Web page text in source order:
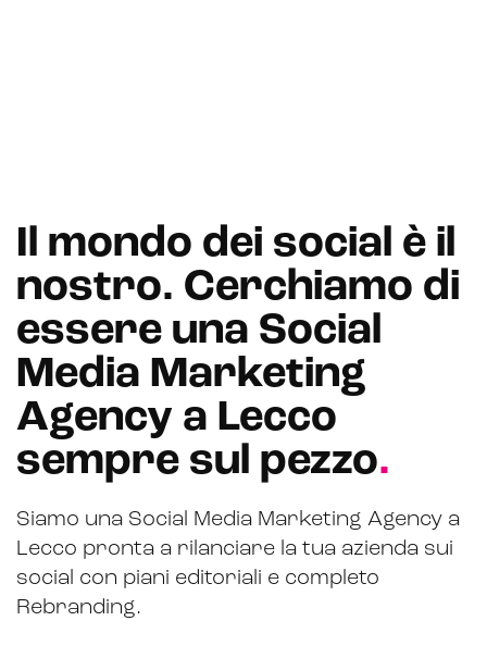
Il mondo dei social è il
nostro. Cerchiamo di
essere una Social
Media Marketing
Agency a Lecco
sempre sul pezzo.
Siamo una Social Media Marketing Agency a
Lecco pronta a rilanciare la tua azienda sui
social con piani editoriali e completo
Rebranding.